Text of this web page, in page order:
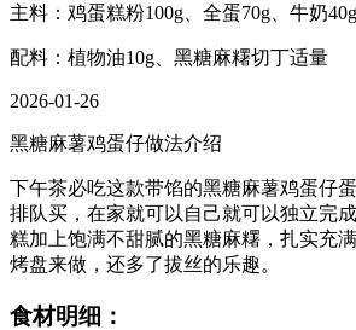
主料：鸡蛋糕粉100g、全蛋70g、牛奶40g
配料：植物油10g、黑糖麻糬切丁适量
2026-01-26
黑糖麻薯鸡蛋仔做法介绍
下午茶必吃这款带馅的黑糖麻薯鸡蛋仔
排队买，在家就可以自己就可以独立完
糕加上饱满不甜腻的黑糖麻糬，扎实充
烤盘来做，还多了拔丝的乐趣。
食材明细：